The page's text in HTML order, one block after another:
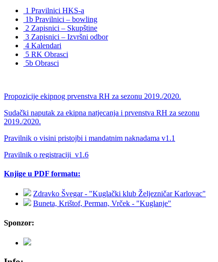
1 Pravilnici HKS-a
1b Pravilnici – bowling
2 Zapisnici – Skupštine
3 Zapisnici – Izvršni odbor
4 Kalendari
5 RK Obrasci
5b Obrasci
Propozicije ekipnog prvenstva RH za sezonu 2019./2020.
Sudački naputak za ekipna natjecanja i prvenstva RH za sezonu
2019./2020.
Pravilnik o visini pristojbi i mandatnim naknadama v1.1
Pravilnik o registraciji_v1.6
Knjige u PDF formatu:
Zdravko Švegar - "Kuglački klub Željezničar Karlovac"
Buneta, Krištof, Perman, Vrček - "Kuglanje"
Sponzor: